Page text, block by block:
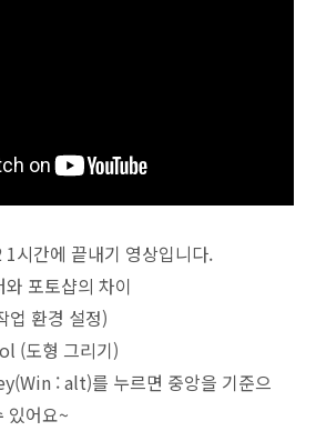
시간에 끝내기 영상입니다.
포토샵의 차이
환경 설정)
(도형 그리기)
: alt)를 누르면 중앙을 기준으
있어요~